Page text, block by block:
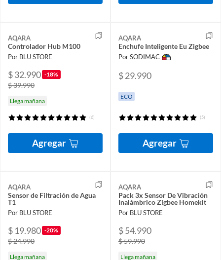
AQARA
Controlador Hub M100
Por BLU STORE
$ 32.990 -18%
$ 39.990
Llega mañana
(6)
Agregar
AQARA
Enchufe Inteligente Eu Zigbee
Por SODIMAC
$ 29.990
ECO
(5)
Agregar
AQARA
Sensor de Filtración de Agua
T1
Por BLU STORE
$ 19.980 -20%
$ 24.990
Llega mañana
AQARA
Pack 3x Sensor De Vibración
Inalámbrico Zigbee Homekit
Por BLU STORE
$ 54.990
$ 59.990
Llega mañana